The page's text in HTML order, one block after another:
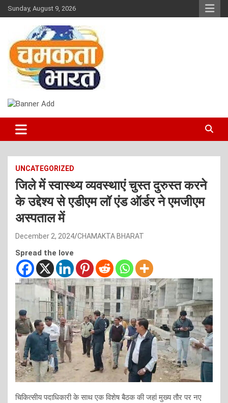
Skip
to
Sunday, August 9, 2026
CHAMAKTA BHARAT
UNCATEGORIZED
जिले में स्वास्थ्य व्यवस्थाएं चुस्त दुरुस्त करने
के उद्देश्य से एडीएम लॉ एंड ऑर्डर ने एमजीएम
अस्पताल में
December 2, 2024 CHAMAKTA BHARAT
Spread the love
चिकित्सीय पदाधिकारी के साथ एक विशेष बैठक की जहां मुख्य तौर पर नए